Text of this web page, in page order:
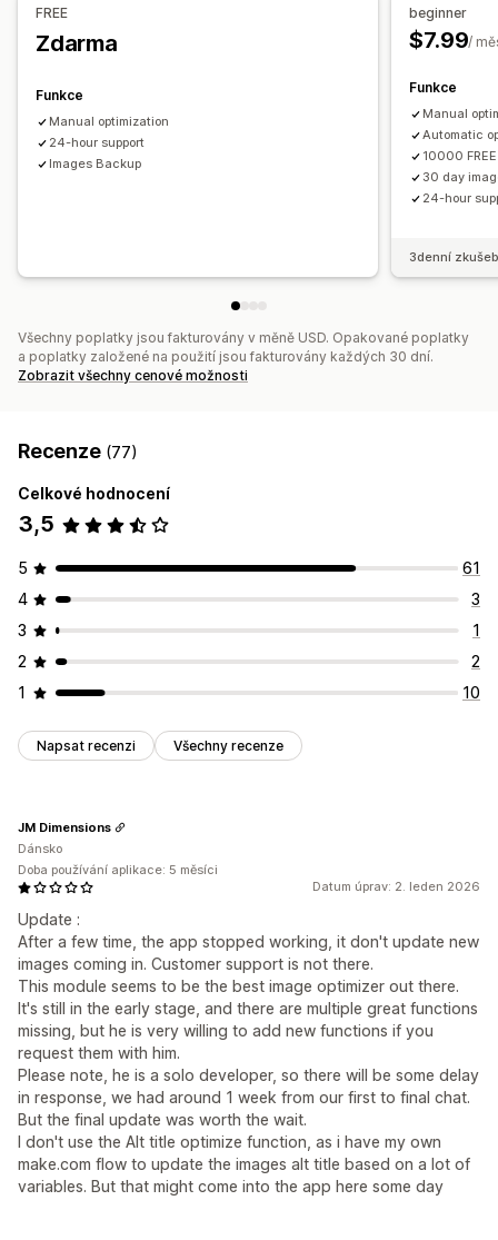
FREE
Zdarma
Funkce
Manual optimization
24-hour support
Images Backup
beginner
$7.99/
Funkce
Manual
Automatic
10000
30 day
24-hour
3denní
Všechny poplatky jsou fakturovány v měně USD. Opakované poplatky
a poplatky založené na použití jsou fakturovány každých 30 dní.
Zobrazit všechny cenové možnosti
Recenze (77)
Celkové hodnocení
3,5
5
61
4
3
3
1
2
2
1
10
Napsat recenzi Všechny recenze
Datum úprav: 2. leden 2026
Update :
After a few time, the app stopped working, it don't update new
images coming in. Customer support is not there.
This module seems to be the best image optimizer out there.
It's still in the early stage, and there are multiple great functions
missing, but he is very willing to add new functions if you
request them with him.
Please note, he is a solo developer, so there will be some delay
in response, we had around 1 week from our first to final chat.
But the final update was worth the wait.
I don't use the Alt title optimize function, as i have my own
make.com flow to update the images alt title based on a lot of
variables. But that might come into the app here some day
JM Dimensions
Dánsko
Doba používání aplikace: 5 měsíci